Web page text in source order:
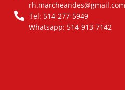
rh.marcheandes@gmail.com
Tel: 514-277-5949
Whatsapp: 514-913-7142